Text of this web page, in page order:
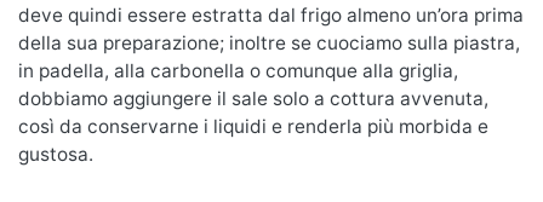
deve quindi essere estratta dal frigo almeno un’ora prima
della sua preparazione; inoltre se cuociamo sulla piastra,
in padella, alla carbonella o comunque alla griglia,
dobbiamo aggiungere il sale solo a cottura avvenuta,
così da conservarne i liquidi e renderla più morbida e
gustosa.